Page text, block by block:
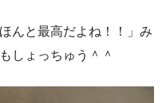
んと最高だよね！！」み
しょっちゅう＾＾